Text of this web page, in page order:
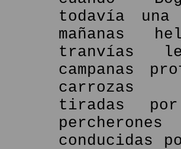
todavía una
mañanas
tranvías
campanas
carrozas
tiradas
conducidas